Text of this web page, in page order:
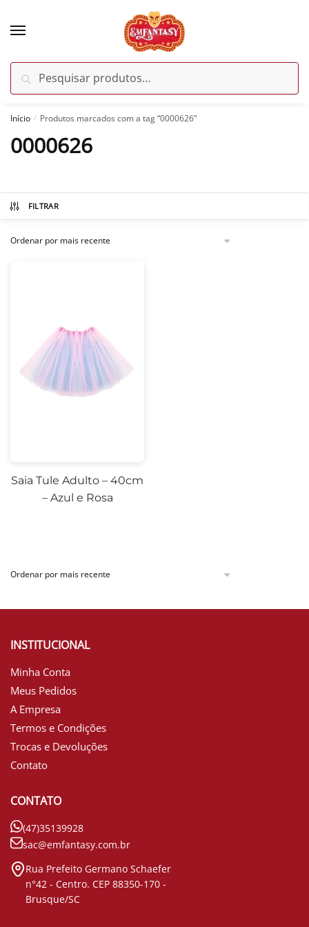
por:
Pesquisar
Início / Produtos marcados com a tag “0000626”
0000626
FILTRAR
Saia Tule Adulto – 40cm
– Azul e Rosa
INSTITUCIONAL
Minha Conta
Meus Pedidos
A Empresa
Termos e Condições
Trocas e Devoluções
Contato
CONTATO
(47)35139928
sac@emfantasy.com.br
Rua Prefeito Germano Schaefer
n°42 - Centro. CEP 88350-170 -
Brusque/SC